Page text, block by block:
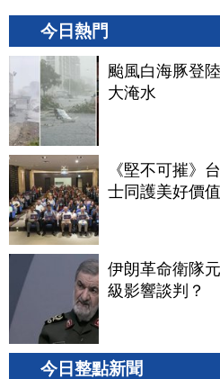
今日熱門
颱風白海豚登
大淹水
《堅不可摧》
士同護美好價值
伊朗革命衛隊
級影響談判？
今日整點新聞